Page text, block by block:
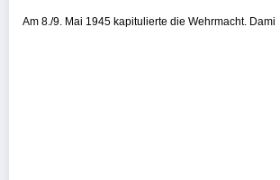
Am 8./9. Mai 1945 kapitulierte die Wehrmacht. Dami